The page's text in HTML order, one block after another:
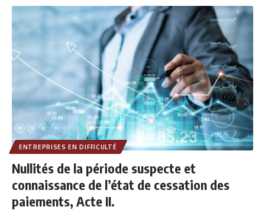
ENTREPRISES EN DIFFICULTÉ
Nullités de la période suspecte et
connaissance de l’état de cessation des
paiements, Acte II.